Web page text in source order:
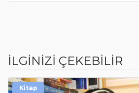
İLGİNİZİ ÇEKEBİLİR
Kitap